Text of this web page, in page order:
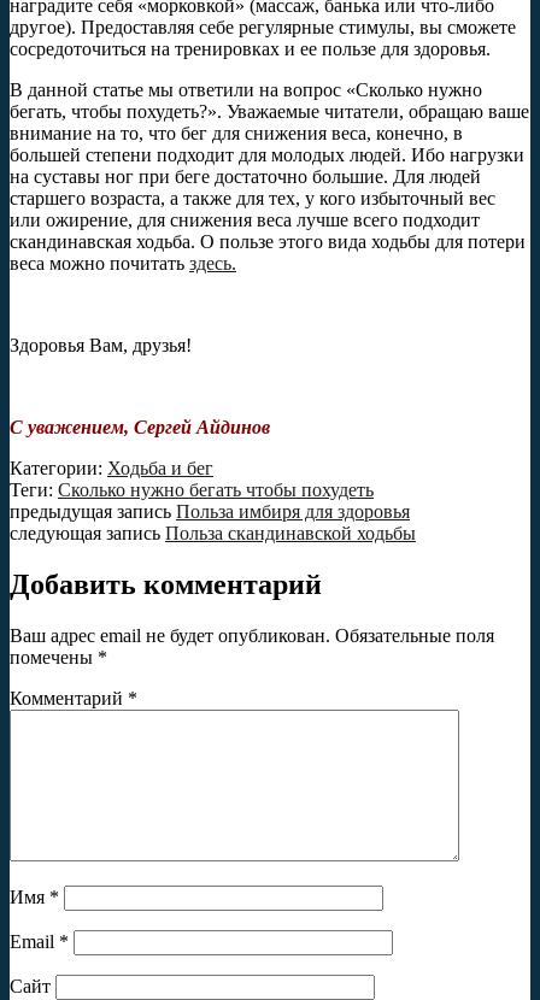
наградите себя «морковкой» (массаж, банька или что-либо
другое). Предоставляя себе регулярные стимулы, вы сможете
сосредоточиться на тренировках и ее пользе для здоровья.
В данной статье мы ответили на вопрос «Сколько нужно
бегать, чтобы похудеть?». Уважаемые читатели, обращаю ваше
внимание на то, что бег для снижения веса, конечно, в
большей степени подходит для молодых людей. Ибо нагрузки
на суставы ног при беге достаточно большие. Для людей
старшего возраста, а также для тех, у кого избыточный вес
или ожирение, для снижения веса лучше всего подходит
скандинавская ходьба. О пользе этого вида ходьбы для потери
веса можно почитать здесь.
Здоровья Вам, друзья!
С уважением, Сергей Айдинов
Категории: Ходьба и бег
Теги: Сколько нужно бегать чтобы похудеть
предыдущая запись Польза имбиря для здоровья
следующая запись Польза скандинавской ходьбы
Добавить комментарий
Ваш адрес email не будет опубликован. Обязательные поля
помечены *
Комментарий *
Имя *
Email *
Сайт